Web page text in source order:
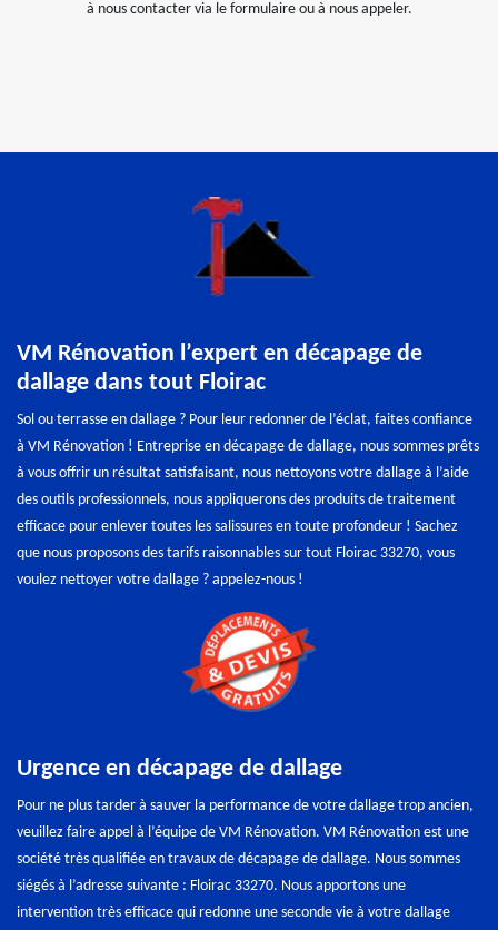
à nous contacter via le formulaire ou à nous appeler.
VM Rénovation l’expert en décapage de
dallage dans tout Floirac
Sol ou terrasse en dallage ? Pour leur redonner de l’éclat, faites confiance
à VM Rénovation ! Entreprise en décapage de dallage, nous sommes prêts
à vous offrir un résultat satisfaisant, nous nettoyons votre dallage à l’aide
des outils professionnels, nous appliquerons des produits de traitement
efficace pour enlever toutes les salissures en toute profondeur ! Sachez
que nous proposons des tarifs raisonnables sur tout Floirac 33270, vous
voulez nettoyer votre dallage ? appelez-nous !
Urgence en décapage de dallage
Pour ne plus tarder à sauver la performance de votre dallage trop ancien,
veuillez faire appel à l’équipe de VM Rénovation. VM Rénovation est une
société très qualifiée en travaux de décapage de dallage. Nous sommes
siégés à l’adresse suivante : Floirac 33270. Nous apportons une
intervention très efficace qui redonne une seconde vie à votre dallage